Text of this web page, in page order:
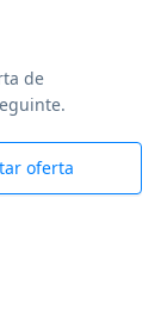
de
oferta